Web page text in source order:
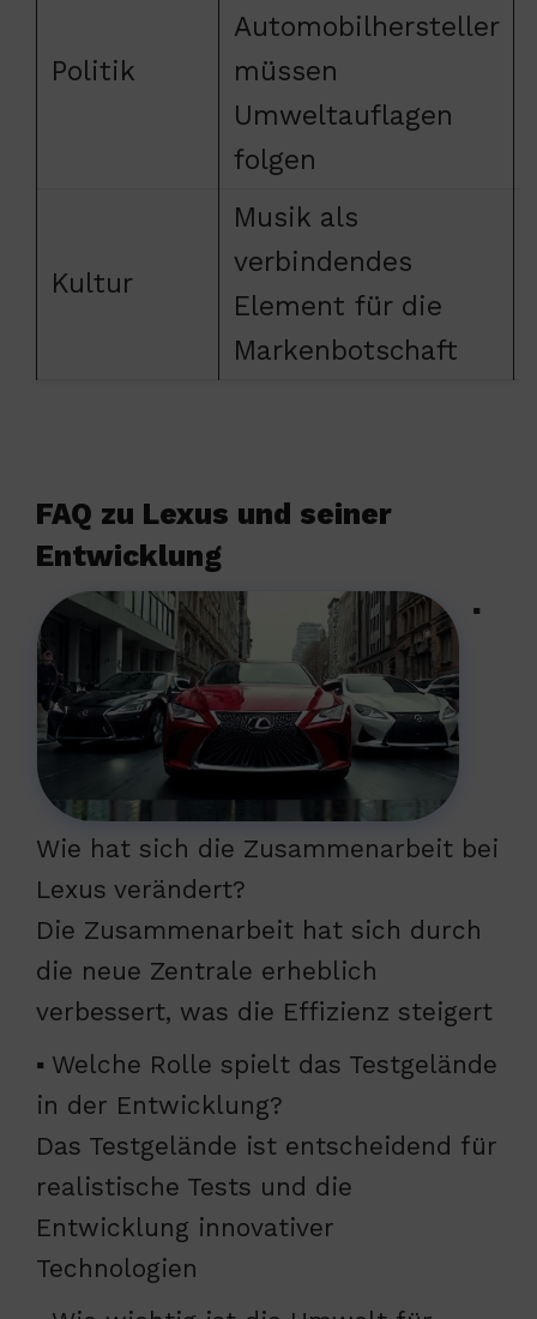
Politik
Automobilhersteller
müssen
Umweltauflagen
folgen
Kultur
Musik als
verbindendes
Element für die
Markenbotschaft
FAQ zu Lexus und seiner
Entwicklung
▪
Wie hat sich die Zusammenarbeit bei
Lexus verändert?
Die Zusammenarbeit hat sich durch
die neue Zentrale erheblich
verbessert, was die Effizienz steigert
▪ Welche Rolle spielt das Testgelände
in der Entwicklung?
Das Testgelände ist entscheidend für
realistische Tests und die
Entwicklung innovativer
Technologien